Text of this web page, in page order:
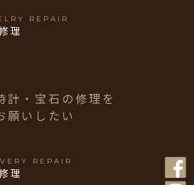
REPAIR
理
計・宝石の修理を
願いしたい
REPAIR
理